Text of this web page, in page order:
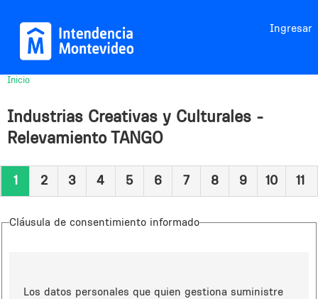
Ingresar
está
aquí
Inicio
Industrias Creativas y Culturales -
Relevamiento TANGO
1 2 3 4 5 6 7 8 9 10 11
Cláusula de consentimiento informado
Los datos personales que quien gestiona suministre